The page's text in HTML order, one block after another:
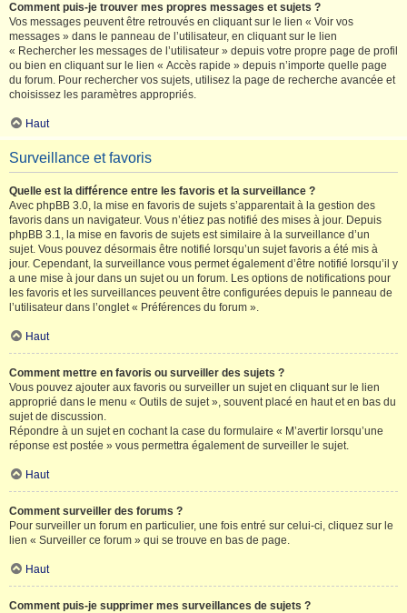
Comment puis-je trouver mes propres messages et sujets ?
Vos messages peuvent être retrouvés en cliquant sur le lien « Voir vos
messages » dans le panneau de l’utilisateur, en cliquant sur le lien
« Rechercher les messages de l’utilisateur » depuis votre propre page de profil
ou bien en cliquant sur le lien « Accès rapide » depuis n’importe quelle page
du forum. Pour rechercher vos sujets, utilisez la page de recherche avancée et
choisissez les paramètres appropriés.
Haut
Surveillance et favoris
Quelle est la différence entre les favoris et la surveillance ?
Avec phpBB 3.0, la mise en favoris de sujets s’apparentait à la gestion des
favoris dans un navigateur. Vous n’étiez pas notifié des mises à jour. Depuis
phpBB 3.1, la mise en favoris de sujets est similaire à la surveillance d’un
sujet. Vous pouvez désormais être notifié lorsqu’un sujet favoris a été mis à
jour. Cependant, la surveillance vous permet également d’être notifié lorsqu’il y
a une mise à jour dans un sujet ou un forum. Les options de notifications pour
les favoris et les surveillances peuvent être configurées depuis le panneau de
l’utilisateur dans l’onglet « Préférences du forum ».
Haut
Comment mettre en favoris ou surveiller des sujets ?
Vous pouvez ajouter aux favoris ou surveiller un sujet en cliquant sur le lien
approprié dans le menu « Outils de sujet », souvent placé en haut et en bas du
sujet de discussion.
Répondre à un sujet en cochant la case du formulaire « M’avertir lorsqu’une
réponse est postée » vous permettra également de surveiller le sujet.
Haut
Comment surveiller des forums ?
Pour surveiller un forum en particulier, une fois entré sur celui-ci, cliquez sur le
lien « Surveiller ce forum » qui se trouve en bas de page.
Haut
Comment puis-je supprimer mes surveillances de sujets ?